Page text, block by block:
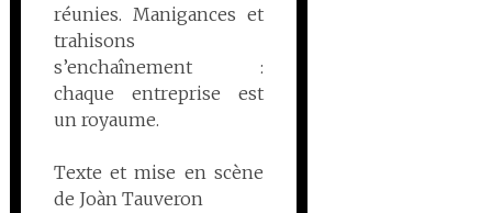
réunies. Manigances et
trahisons
s’enchaînement :
chaque entreprise est
un royaume.
Texte et mise en scène
de Joàn Tauveron